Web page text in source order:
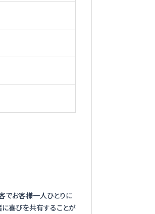
でお客様一人ひとりに
喜びを共有することが